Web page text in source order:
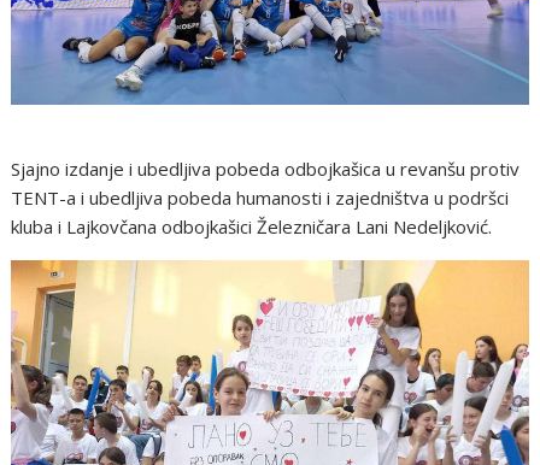
Sjajno izdanje i ubedljiva pobeda odbojkašica u revanšu protiv
TENT-a i ubedljiva pobeda humanosti i zajedništva u podršci
kluba i Lajkovčana odbojkašici Železničara Lani Nedeljković.